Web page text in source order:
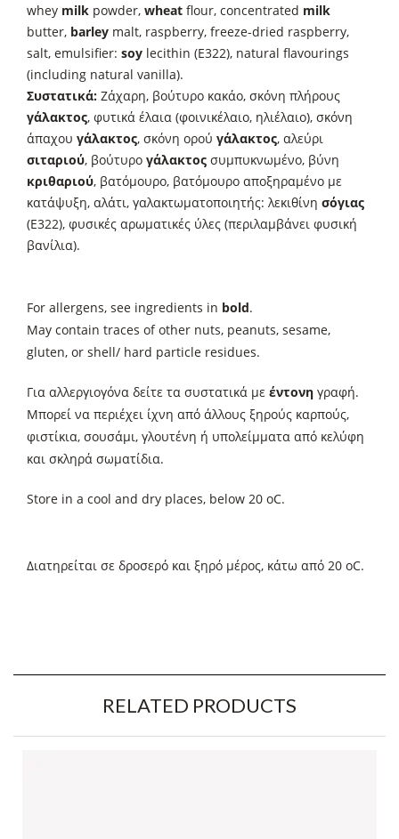
whey milk powder, wheat flour, concentrated milk
butter, barley malt, raspberry, freeze-dried raspberry,
salt, emulsifier: soy lecithin (E322), natural flavourings
(including natural vanilla).
Συστατικά: Ζάχαρη, βούτυρο κακάο, σκόνη πλήρους
γάλακτος, φυτικά έλαια (φοινικέλαιο, ηλιέλαιο), σκόνη
άπαχου γάλακτος, σκόνη ορού γάλακτος, αλεύρι
σιταριού, βούτυρο γάλακτος συμπυκνωμένο, βύνη
κριθαριού, βατόμουρο, βατόμουρο αποξηραμένο με
κατάψυξη, αλάτι, γαλακτωματοποιητής: λεκιθίνη σόγιας
(E322), φυσικές αρωματικές ύλες (περιλαμβάνει φυσική
βανίλια).
For allergens, see ingredients in bold.
May contain traces of other nuts, peanuts, sesame,
gluten, or shell/ hard particle residues.
Για αλλεργιογόνα δείτε τα συστατικά με έντονη γραφή.
Μπορεί να περιέχει ίχνη από άλλους ξηρούς καρπούς,
φιστίκια, σουσάμι, γλουτένη ή υπολείμματα από κελύφη
και σκληρά σωματίδια.
Store in a cool and dry places, below 20 οC.
Διατηρείται σε δροσερό και ξηρό μέρος, κάτω από 20 οC.
RELATED PRODUCTS